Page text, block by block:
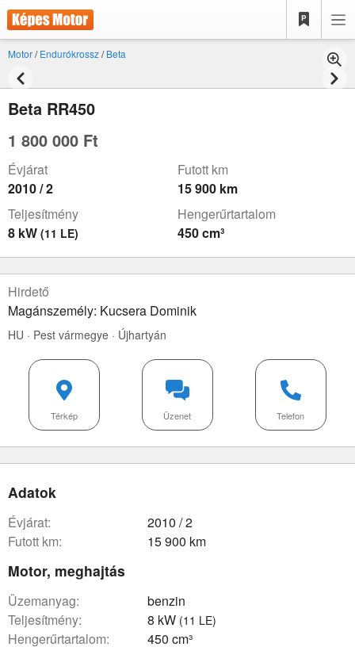
Motor/Endurókrossz/Beta
Beta RR450
1 800 000 Ft
Évjárat
2010 / 2
Futott km
15 900 km
Teljesítmény
8 kW (11 LE)
Hengerűrtartalom
450 cm³
Hirdető
Magánszemély: Kucsera Dominik
HU · Pest vármegye · Újhartyán
Telefon
Üzenet
Térkép
Adatok
évjárat:
2010 / 2
futott km:
15 900 km
Motor, meghajtás
üzemanyag:
benzin
teljesítmény:
8 kW (11 LE)
hengerűrtartalom: 450 cm³